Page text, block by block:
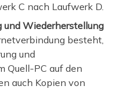
C nach Laufwerk D.
Wiederherstellung
besteht,
und
Quell-PC auf den
auch Kopien von